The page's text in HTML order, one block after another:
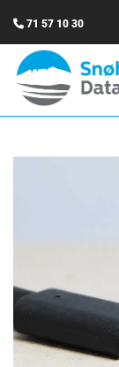
 71 57 10 30